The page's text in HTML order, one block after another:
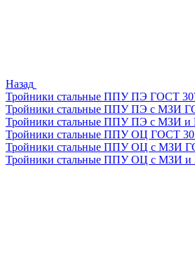
Назад
Тройники стальные ППУ ПЭ ГОСТ
Тройники стальные ППУ ПЭ с МЗИ
Тройники стальные ППУ ПЭ с МЗИ и
Тройники стальные ППУ ОЦ ГОСТ
Тройники стальные ППУ ОЦ с МЗИ
Тройники стальные ППУ ОЦ с МЗИ и